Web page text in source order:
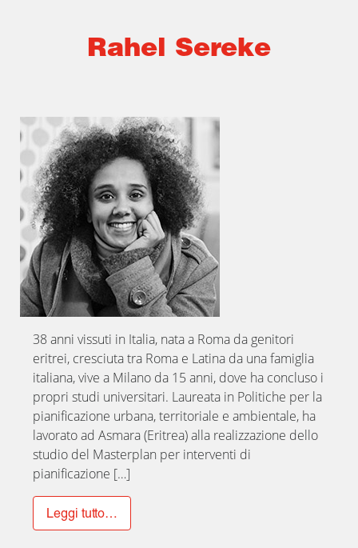
Rahel Sereke
38 anni vissuti in Italia, nata a Roma da genitori
eritrei, cresciuta tra Roma e Latina da una famiglia
italiana, vive a Milano da 15 anni, dove ha concluso i
propri studi universitari. Laureata in Politiche per la
pianificazione urbana, territoriale e ambientale, ha
lavorato ad Asmara (Eritrea) alla realizzazione dello
studio del Masterplan per interventi di
pianificazione […]
Leggi tutto…